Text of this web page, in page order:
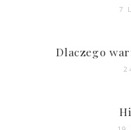
7
Dlaczego